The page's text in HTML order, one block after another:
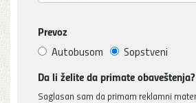
Prevoz
Autobusom Sopstveni
Da li želite da primate obaveštenja?
Saglasan sam da primam reklamni